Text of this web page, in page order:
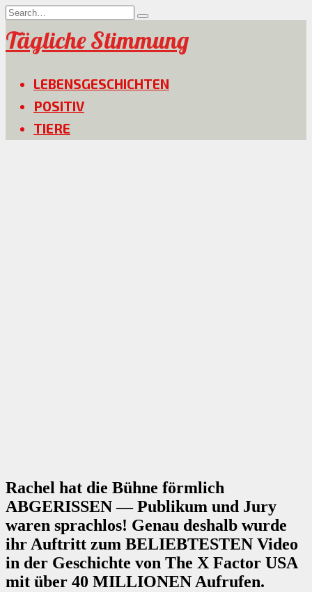
Skip
to
content
Search
for:
Tägliche Stimmung
LEBENSGESCHICHTEN
POSITIV
TIERE
Rachel hat die Bühne förmlich
ABGERISSEN — Publikum und Jury
waren sprachlos! Genau deshalb wurde
ihr Auftritt zum BELIEBTESTEN Video
in der Geschichte von The X Factor USA
mit über 40 MILLIONEN Aufrufen.